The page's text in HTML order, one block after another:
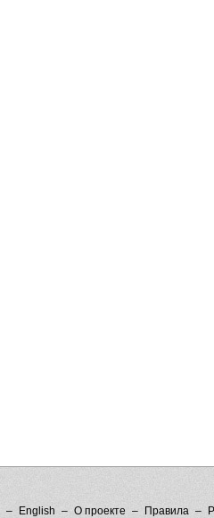
English О проекте Правила